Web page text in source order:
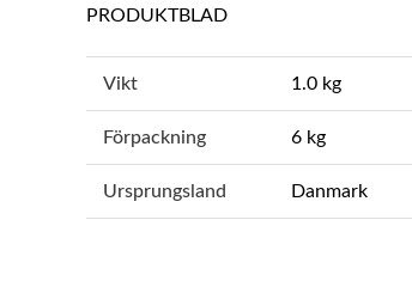
PRODUKTBLAD
Vikt 1.0 kg
Förpackning 6 kg
Ursprungsland Danmark